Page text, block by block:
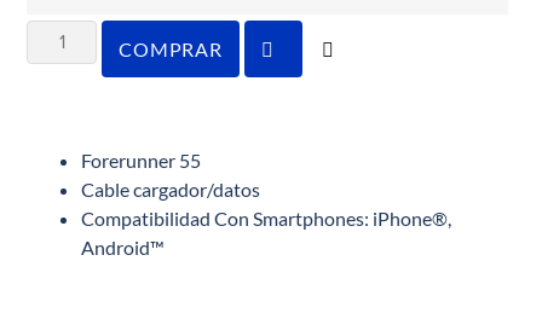
COMPRAR
Forerunner 55
Cable cargador/datos
Compatibilidad Con Smartphones: iPhone®,
Android™